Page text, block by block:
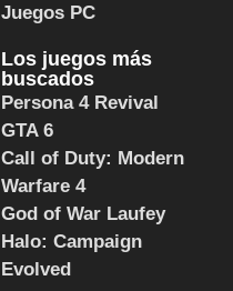
Juegos PC
Los juegos más
buscados
Persona 4 Revival
GTA 6
Call of Duty: Modern
Warfare 4
God of War Laufey
Halo: Campaign
Evolved